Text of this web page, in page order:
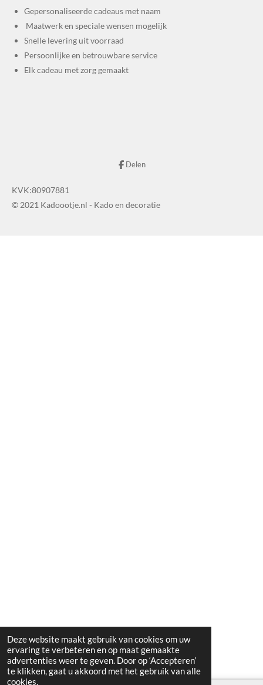
Deze website maakt gebruik van cookies om uw
ervaring te verbeteren en op maat gemaakte
advertenties weer te geven. Door op ‘Accepteren’
te klikken, gaat u akkoord met het gebruik van alle
cookies.
Gepersonaliseerde cadeaus met naam
Maatwerk en speciale wensen mogelijk
Snelle levering uit voorraad
Persoonlijke en betrouwbare service
Elk cadeau met zorg gemaakt
Delen
KVK:80907881
© 2021 Kadoootje.nl - Kado en decoratie